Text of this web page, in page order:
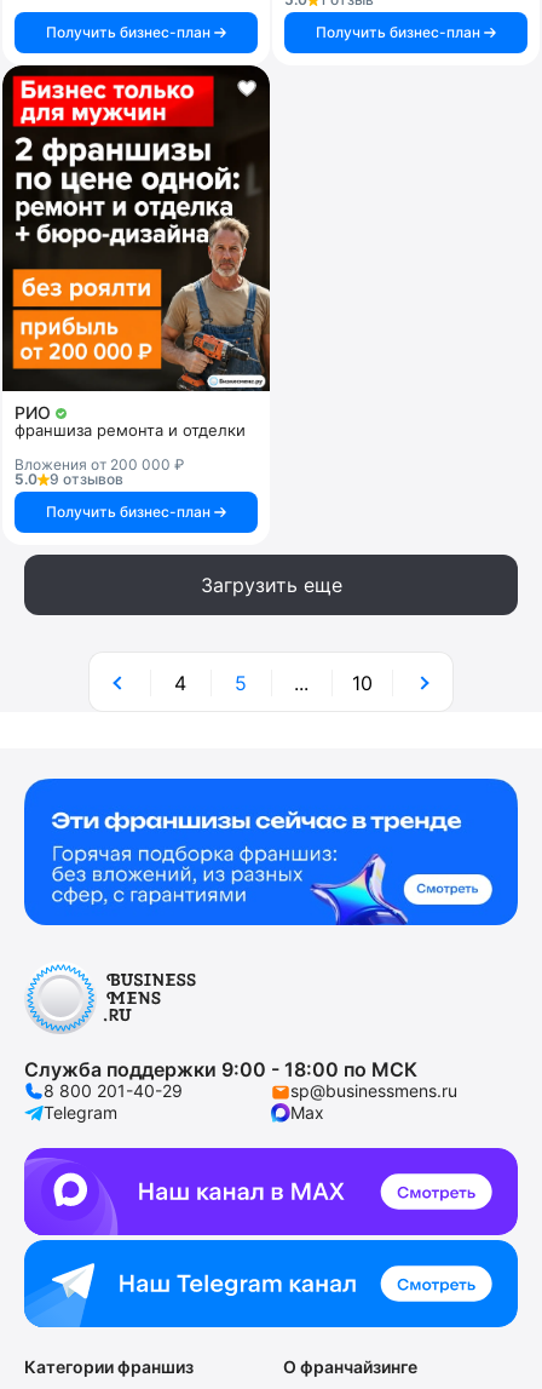
Получить бизнес-план
Получить бизнес-план
РИО
франшиза ремонта и отделки
Вложения от 200 000 ₽
5.0
9 отзывов
Получить бизнес-план
Загрузить еще
4 5 ... 10
Служба поддержки 9:00 - 18:00 по МСК
8 800 201-40-29
sp@businessmens.ru
Telegram
Max
Категории франшиз
О франчайзинге